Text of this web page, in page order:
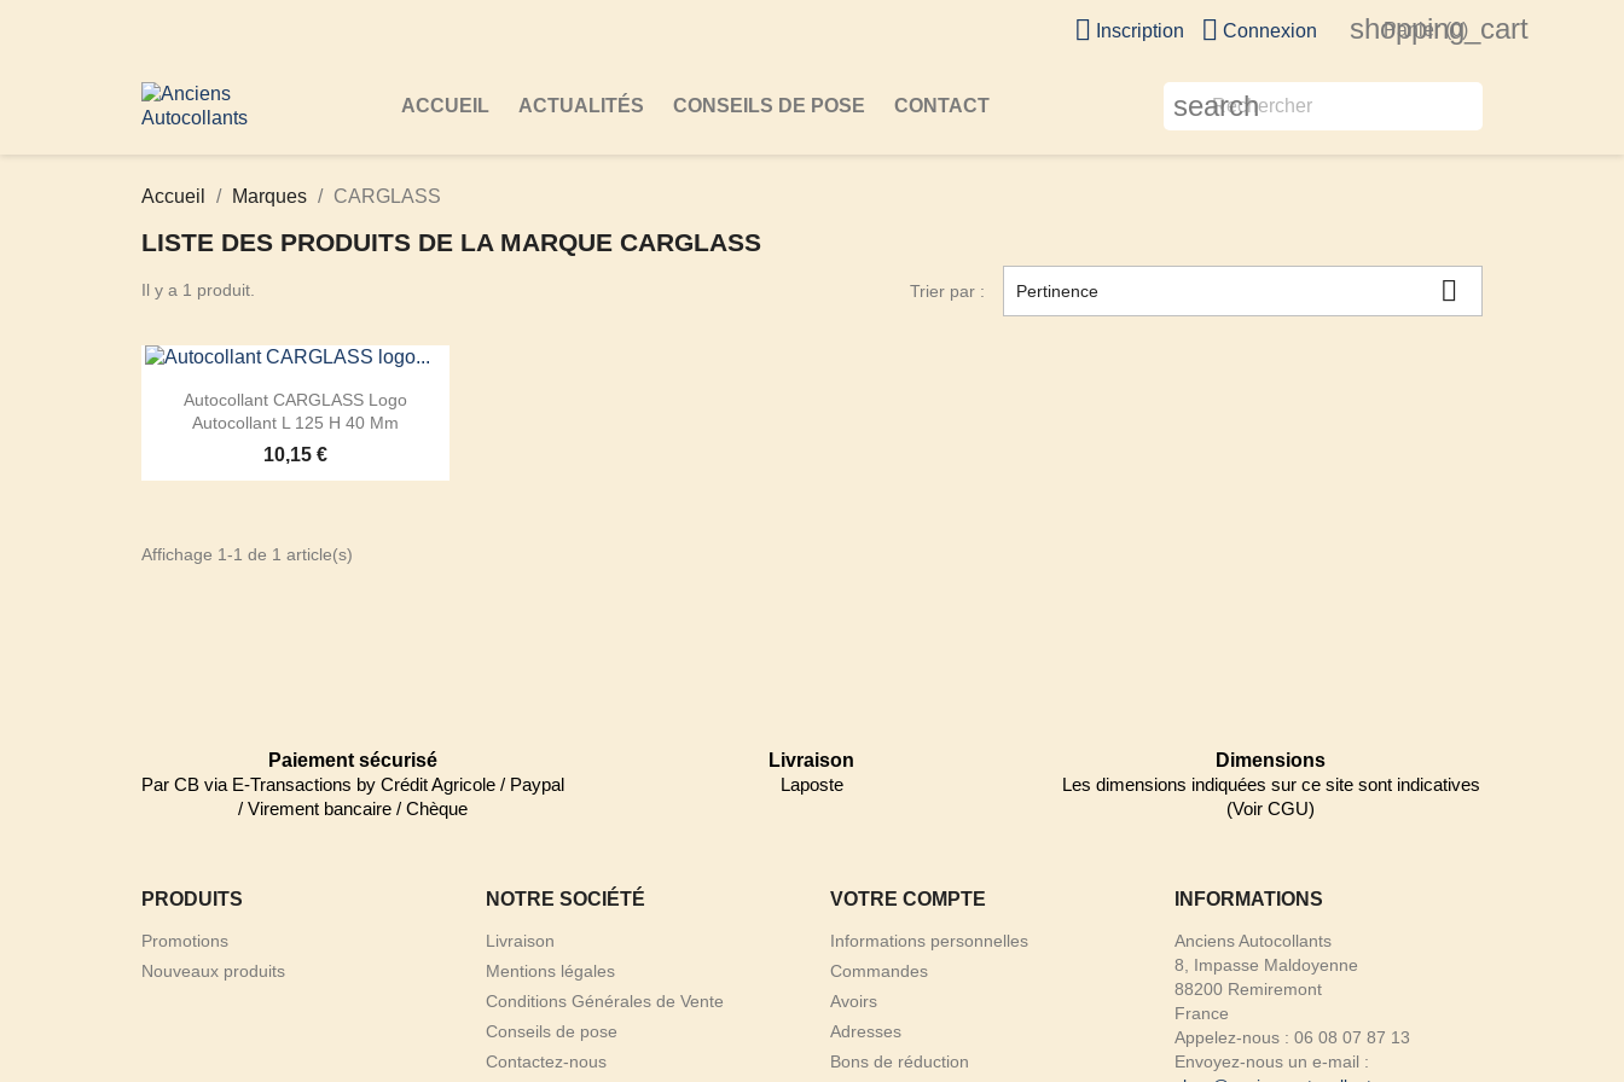
 Inscription  Connexion shopping_cart
Panier (0)
ACCUEIL ACTUALITÉS CONSEILS DE POSE CONTACT search
Accueil Marques CARGLASS
LISTE DES PRODUITS DE LA MARQUE CARGLASS
Il y a 1 produit. Trier par : Pertinence 
Autocollant CARGLASS Logo
Autocollant L 125 H 40 Mm
10,15 €
Affichage 1-1 de 1 article(s)
Paiement sécurisé
Par CB via E-Transactions by Crédit Agricole / Paypal
/ Virement bancaire / Chèque
Livraison
Laposte
Dimensions
Les dimensions indiquées sur ce site sont indicatives
(Voir CGU)
PRODUITS
Promotions
Nouveaux produits
NOTRE SOCIÉTÉ
Livraison
Mentions légales
Conditions Générales de Vente
Conseils de pose
Contactez-nous
VOTRE COMPTE
Informations personnelles
Commandes
Avoirs
Adresses
Bons de réduction
INFORMATIONS
Anciens Autocollants
8, Impasse Maldoyenne
88200 Remiremont
France
Appelez-nous : 06 08 07 87 13
Envoyez-nous un e-mail :